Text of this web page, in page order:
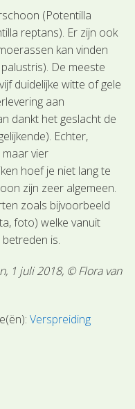
(Potentilla
reptans). Er zijn ook
kan vinden
De meeste
duidelijke witte of gele
aan
dankt het geslacht de
Echter,
vier
hoef je niet lang te
zijn zeer algemeen.
zoals bijvoorbeeld
foto) welke vanuit
is.
1 juli 2018, © Flora van
Verspreiding